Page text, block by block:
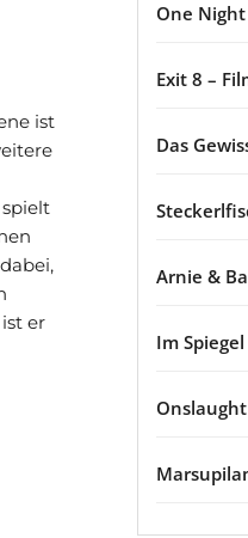
ist
spielt
er
One
Exit 8 –
Das
Arnie &
Im